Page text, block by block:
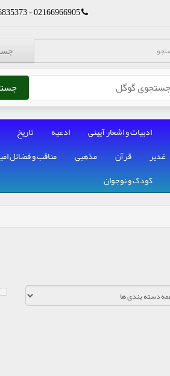
02166966905 - 09196835373
ادبیات و اشعار آیینی ادعیه تاریخ
غدیر قرآن مذهبی مناقب و فضائل
کودک و نوجوان